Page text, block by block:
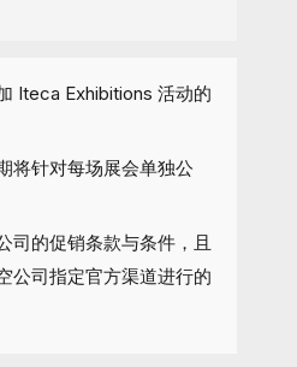
Iteca Exhibitions 活动的
将针对每场展会单独公
司的促销条款与条件，且
公司指定官方渠道进行的